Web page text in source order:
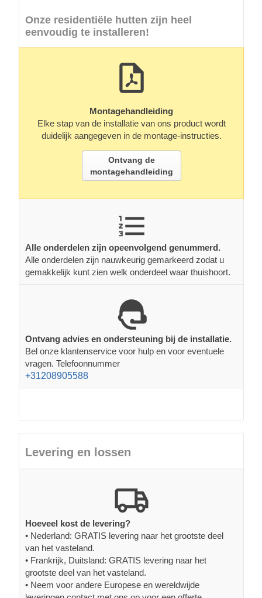
Onze residentiële hutten zijn heel
eenvoudig te installeren!
Montagehandleiding
Elke stap van de installatie van ons product wordt
duidelijk aangegeven in de montage-instructies.
Ontvang de
montagehandleiding
Alle onderdelen zijn opeenvolgend genummerd.
Alle onderdelen zijn nauwkeurig gemarkeerd zodat u
gemakkelijk kunt zien welk onderdeel waar thuishoort.
Ontvang advies en ondersteuning bij de installatie.
Bel onze klantenservice voor hulp en voor eventuele
vragen. Telefoonnummer
+31208905588
Levering en lossen
Hoeveel kost de levering?
• Nederland: GRATIS levering naar het grootste deel
van het vasteland.
• Frankrijk, Duitsland: GRATIS levering naar het
grootste deel van het vasteland.
• Neem voor andere Europese en wereldwijde